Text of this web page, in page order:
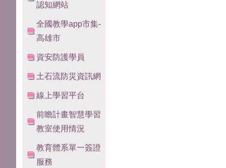
認知網站
全國教學app市集-
高雄市
資安防護學員
土石流防災資訊網
線上學習平台
前瞻計畫智慧學習
教室使用情況
教育體系單一簽證
服務